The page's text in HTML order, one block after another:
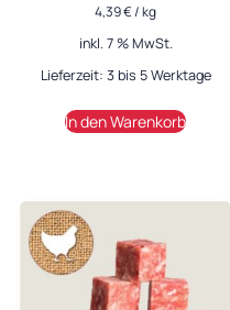
4,39€/kg
inkl. 7 % MwSt.
Lieferzeit: 3 bis 5 Werktage
In den Warenkorb